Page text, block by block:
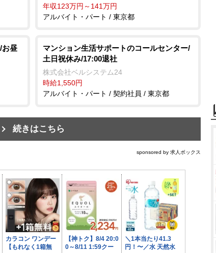
年収123万円～141万円
アルバイト・パート / 東京都
お昼
マンション生活サポートのコールセンター/
土日祝休み/17:00退社
株式会社ベルシステム24
時給1,550円
アルバイト・パート / 契約社員 / 東京都
続きはこちら
sponsored by 求人ボックス